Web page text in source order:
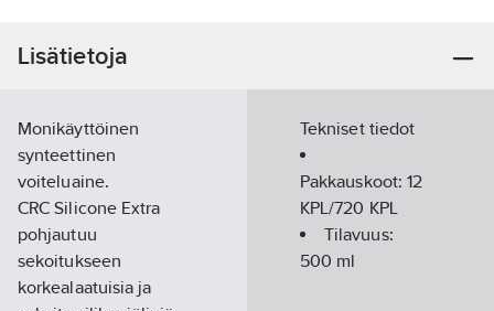
Lisätietoja
Monikäyttöinen
synteettinen
voiteluaine.
CRC Silicone Extra
pohjautuu
sekoitukseen
korkealaatuisia ja
Tekniset tiedot
Pakkauskoot:12
KPL/720 KPL
Tilavuus:
500 ml